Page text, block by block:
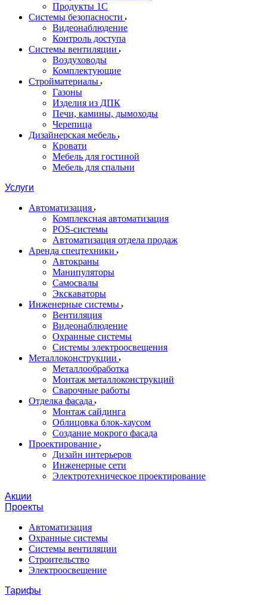
Продукты 1С
Системы безопасности
Видеонаблюдение
Контроль доступа
Системы вентиляции
Воздуховоды
Комплектующие
Стройматериалы
Газоны
Изделия из ДПК
Печи, камины, дымоходы
Черепица
Дизайнерская мебель
Кровати
Мебель для гостиной
Мебель для спальни
Услуги
Автоматизация
Комплексная автоматизация
POS-системы
Автоматизация отдела продаж
Аренда спецтехники
Автокраны
Манипуляторы
Самосвалы
Экскаваторы
Инженерные системы
Вентиляция
Видеонаблюдение
Охранные системы
Системы электроосвещения
Металлоконструкции
Металлообработка
Монтаж металлоконструкций
Сварочные работы
Отделка фасада
Монтаж сайдинга
Облицовка блок-хаусом
Создание мокрого фасада
Проектирование
Дизайн интерьеров
Инженерные сети
Электротехническое проектирование
Акции
Проекты
Автоматизация
Охранные системы
Системы вентиляции
Строительство
Электроосвещение
Тарифы